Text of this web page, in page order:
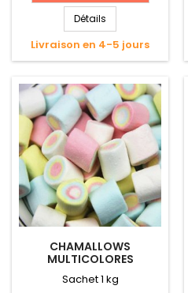
Détails
Livraison en 4-5 jours
CHAMALLOWS
MULTICOLORES
Sachet 1 kg